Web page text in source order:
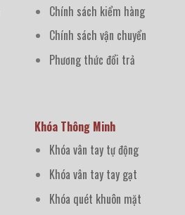
Chính sách kiểm hàng
Chính sách vận chuyển
Phương thức đổi trả
Khóa Thông Minh
Khóa vân tay tự động
Khóa vân tay tay gạt
Khóa quét khuôn mặt